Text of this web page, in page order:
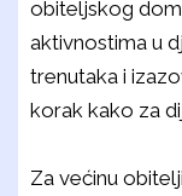
obiteljskog
aktivnostima u
trenutaka i
korak kako za
Za većinu